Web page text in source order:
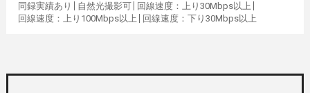
同録実績あり
自然光撮影可
回線速度：上り30Mbps以上
回線速度：上り100Mbps以上
回線速度：下り30Mbps以上